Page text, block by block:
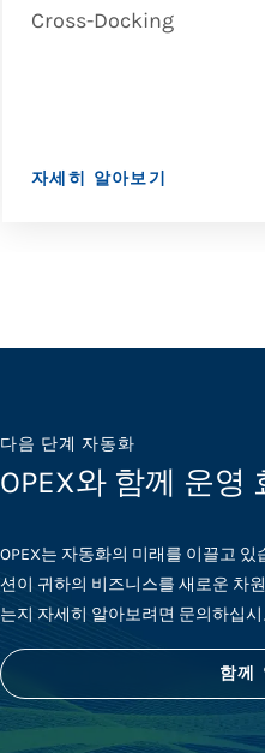
Cross-Docking
자세히 알아보기
다음 단계 자동화
OPEX와 함께 운영
OPEX는 자동화의 미래를 이끌고
션이 귀하의 비즈니스를 새로운 차
는지 자세히 알아보려면 문의하십시
함께